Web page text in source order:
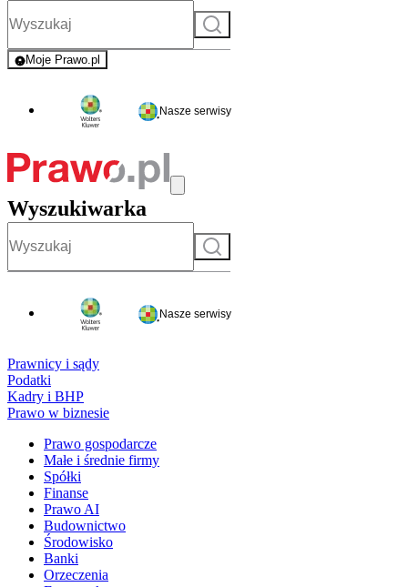
Szukaj
Moje Prawo.pl
- rejestracja i logowanie do serwisu
Nasze serwisy
Wyszukiwarka
Szukaj
Nasze serwisy
Prawnicy i sądy
Podatki
Kadry i BHP
Prawo w biznesie
Prawo gospodarcze
Małe i średnie firmy
Spółki
Finanse
Prawo AI
Budownictwo
Środowisko
Banki
Orzeczenia